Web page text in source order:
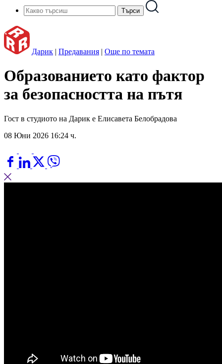
Дарик | Предавания | Още по темата
Образованието като фактор
за безопасността на пътя
Гост в студиото на Дарик е Елисавета Белобрадова
08 Юни 2026 16:24 ч.